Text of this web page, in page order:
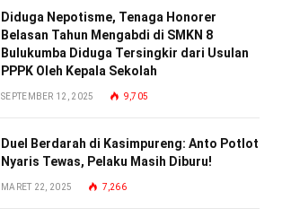
Diduga Nepotisme, Tenaga Honorer
Belasan Tahun Mengabdi di SMKN 8
Bulukumba Diduga Tersingkir dari Usulan
PPPK Oleh Kepala Sekolah
SEPTEMBER 12, 2025 9,705
Duel Berdarah di Kasimpureng: Anto Potlot
Nyaris Tewas, Pelaku Masih Diburu!
MARET 22, 2025 7,266